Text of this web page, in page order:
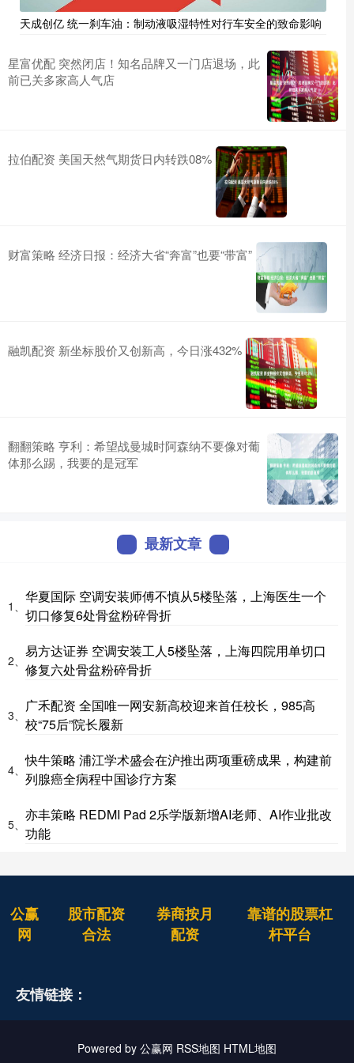
天成创亿 统一刹车油：制动液吸湿特性对行车安全的致命影响
星富优配 突然闭店！知名品牌又一门店退场，此
前已关多家高人气店
拉伯配资 美国天然气期货日内转跌08%
财富策略 经济日报：经济大省“奔富”也要“带富”
融凯配资 新坐标股价又创新高，今日涨432%
翻翻策略 亨利：希望战曼城时阿森纳不要像对葡
体那么踢，我要的是冠军
最新文章
1、
华夏国际 空调安装师傅不慎从5楼坠落，上海医生一个
切口修复6处骨盆粉碎骨折
2、
易方达证券 空调安装工人5楼坠落，上海四院用单切口
修复六处骨盆粉碎骨折
3、
广禾配资 全国唯一网安新高校迎来首任校长，985高
校“75后”院长履新
4、
快牛策略 浦江学术盛会在沪推出两项重磅成果，构建前
列腺癌全病程中国诊疗方案
5、
亦丰策略 REDMI Pad 2乐学版新增AI老师、AI作业批改
功能
公赢
网
股市配资
合法
券商按月
配资
靠谱的股票杠
杆平台
友情链接：
Powered by 公赢网 RSS地图 HTML地图